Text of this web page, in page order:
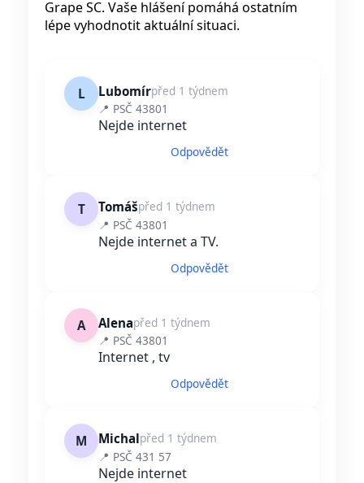
Grape SC. Vaše hlášení pomáhá ostatním
lépe vyhodnotit aktuální situaci.
L Lubomírpřed 1 týdnem
📍 PSČ 43801
Nejde internet
Odpovědět
T Tomášpřed 1 týdnem
📍 PSČ 43801
Nejde internet a TV.
Odpovědět
A Alenapřed 1 týdnem
📍 PSČ 43801
Internet , tv
Odpovědět
M Michalpřed 1 týdnem
📍 PSČ 431 57
Nejde internet